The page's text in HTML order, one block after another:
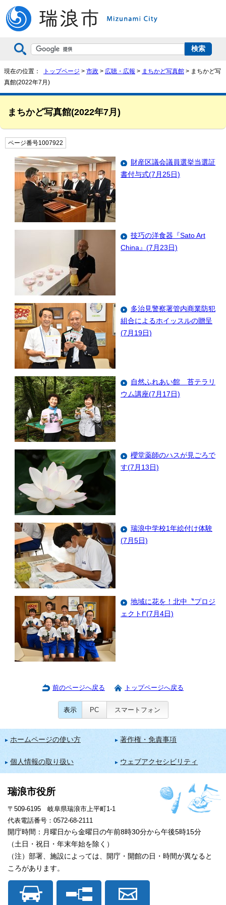
現在の位置： トップページ > 市政 > 広聴・広報 > まちかど写真館 > まちかど写
真館(2022年7月)
まちかど写真館(2022年7月)
ページ番号1007922
財産区議会議員選挙当選証
書付与式(7月25日)
技巧の洋食器『Sato Art
China』(7月23日)
多治見警察署管内商業防犯
組合によるホイッスルの贈呈
(7月19日)
自然ふれあい館 苔テラリ
ウム講座(7月17日)
櫻堂薬師のハスが見ごろで
す(7月13日)
瑞浪中学校1年絵付け体験
(7月5日)
地域に花を！北中〝プロジ
ェクトf”(7月4日)
前のページへ戻る トップページへ戻る
表示 PC スマートフォン
ホームページの使い方 著作権・免責事項
個人情報の取り扱い ウェブアクセシビリティ
瑞浪市役所
〒509-6195 岐阜県瑞浪市上平町1-1
代表電話番号：0572-68-2111
開庁時間：月曜日から金曜日の午前8時30分から午後5時15分
（土日・祝日・年末年始を除く）
（注）部署、施設によっては、開庁・開館の日・時間が異なると
ころがあります。